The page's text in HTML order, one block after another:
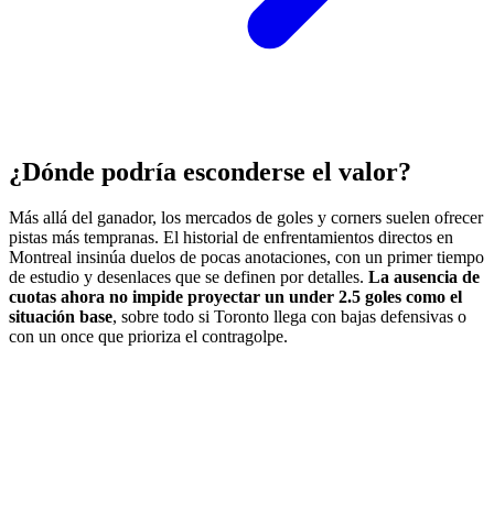
¿Dónde podría esconderse el valor?
Más allá del ganador, los mercados de goles y corners suelen ofrecer
pistas más tempranas. El historial de enfrentamientos directos en
Montreal insinúa duelos de pocas anotaciones, con un primer tiempo
de estudio y desenlaces que se definen por detalles. La ausencia de
cuotas ahora no impide proyectar un under 2.5 goles como el
situación base, sobre todo si Toronto llega con bajas defensivas o
con un once que prioriza el contragolpe.